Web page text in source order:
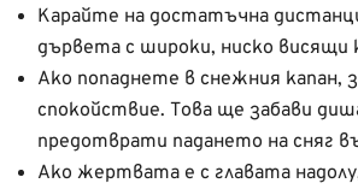
Карайте на достатъчна
дървета с широки, ниско висящи
Ако попаднете в снежния капан,
спокойствие. Това ще забави
предотврати падането на сняг
Ако жертвата е с главата